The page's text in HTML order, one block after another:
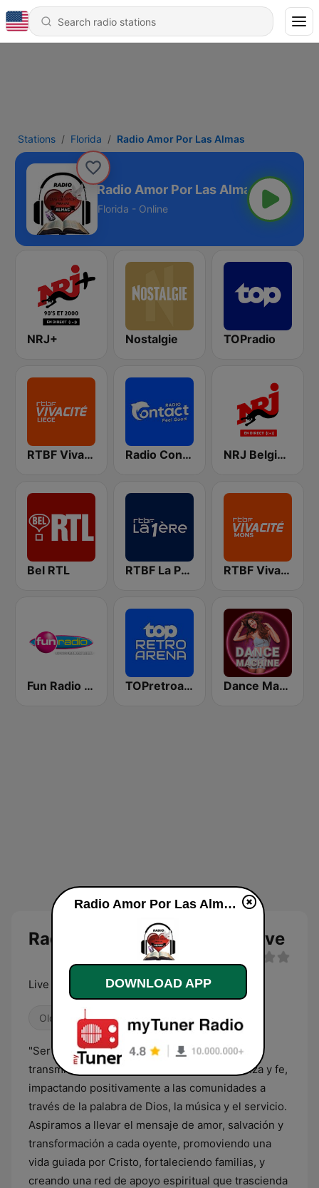
Stations Florida Radio Amor Por Las Almas
Radio Amor Por Las Almas
Florida - Online
NRJ+ Nostalgie TOPradio
RTBF VivaCité Liège Radio Contact NRJ Belgique
Bel RTL RTBF La Première RTBF VivaCité Hainaut
Fun Radio BELGIQUE TOPretroarena Dance Machine
Radio Amor Por Las Almas live
Live De Amor USA
Oldies 00s
"Ser una emisora cristiana referente en la
transmisión de valores espirituales, esperanza y fe,
impactando positivamente a las comunidades a
través de la palabra de Dios, la música y el servicio.
Aspiramos a llevar el mensaje de amor, salvación y
transformación a cada oyente, promoviendo una
vida guiada por Cristo, fortaleciendo familias, y
creando una red de apoyo espiritual que trascienda
Radio Amor Por Las Almas live
DOWNLOAD APP